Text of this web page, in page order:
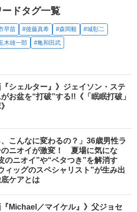
ドタグ一覧
早苗 #後藤真希 #森岡毅
#城彰二
木雄一郎 #亀和田武
『シェルター』》ジェイソン・ステ
お盆を“打破”する!!《「眠眠打破」
、こんなに変わるの？」36歳男性ラ
のニオイが激変！ 夏場に気にな
のニオイ”や“ベタつき”を解消す
ィッグのスペシャリスト”が生み出
ケアとは
『Michael／マイケル』》父ジョセ